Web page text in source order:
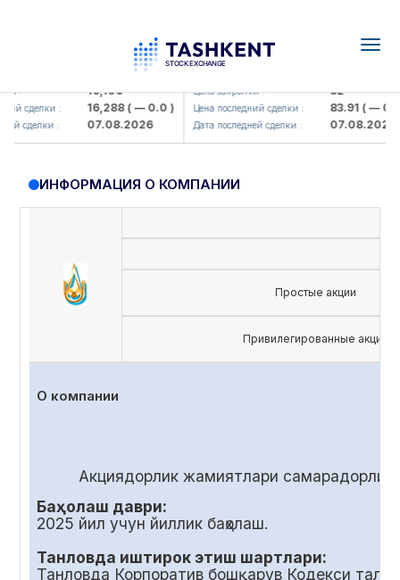
: 16,100
сделки : 16,288( — 0.0 )
сделки : 07.08.2026
KFSK (<Kafolat sug'urta
Цена закрытия : 82
Цена последний сделки : 83.91( — 0.0 )
Дата последней сделки : 07.08.2026
ИНФОРМАЦИЯ О КОМПАНИИ
Простые акции
Привилегированные акции
О компании
Акциядорлик жамиятлари
Баҳолаш даври:
2025 йил учун йиллик баҳолаш.
Танловда иштирок этиш шартлари:
Танловда Корпоратив бошқарув Кодекси